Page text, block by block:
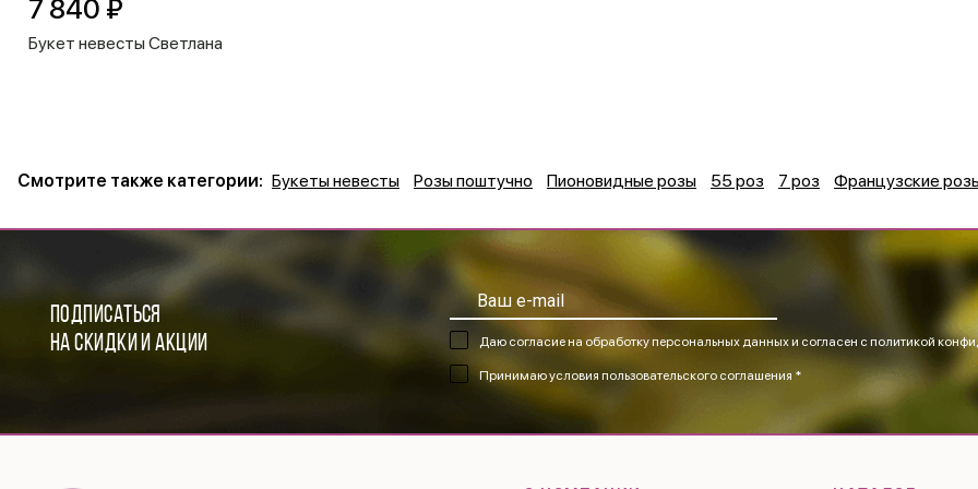
Букет невесты Светлана
7 840 ₽
Смотрите также категории: Букеты невесты Розы поштучно Пионовидные розы 55 роз 7 роз Французские
ПОДПИСАТЬСЯ
НА СКИДКИ И АКЦИИ
Даю согласие на обработку персональных данных и согласен с политикой
Принимаюусловия пользовательского соглашения *